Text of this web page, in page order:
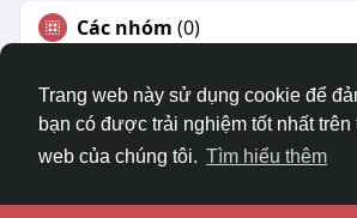
Trang web này sử dụng cookie để
bạn có được trải nghiệm tốt nhất trên
web của chúng tôi. Tìm hiểu thêm
Các nhóm (0)
© 2026 DRVIET.COM
Nhà
Bao Quát Liên hệ chúng tôi